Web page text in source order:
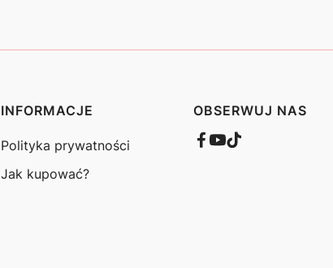
INFORMACJE
Polityka prywatności
Jak kupować?
OBSERWUJ NAS